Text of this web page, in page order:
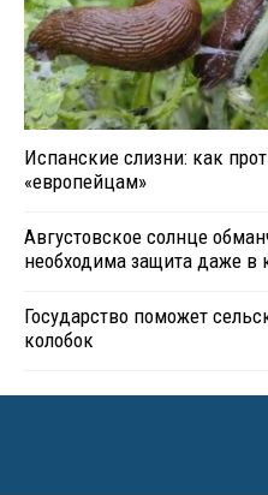
Испанские слизни: как
«европейцам»
Августовское солнце
необходима защита даже в
Государство поможет
колобок